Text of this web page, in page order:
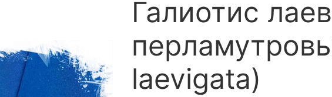
Галиотис
laevigata)